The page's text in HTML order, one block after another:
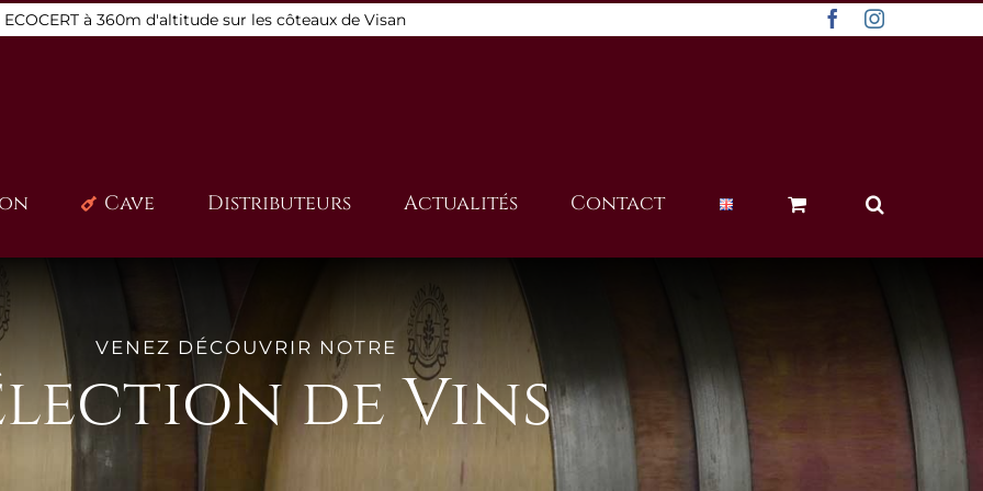
à 360m d'altitude sur les côteaux de Visan FacebookInstagram
Cave Distributeurs Actualités Contact
VENEZ DÉCOUVRIR NOTRE
de Vins